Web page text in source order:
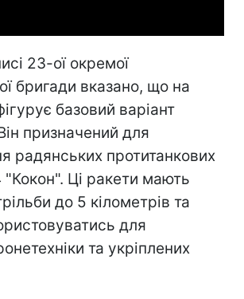
23-ої окремої
бригади вказано, що на
базовий варіант
призначений для
радянських протитанкових
Ці ракети мають
до 5 кілометрів та
для
та укріплених